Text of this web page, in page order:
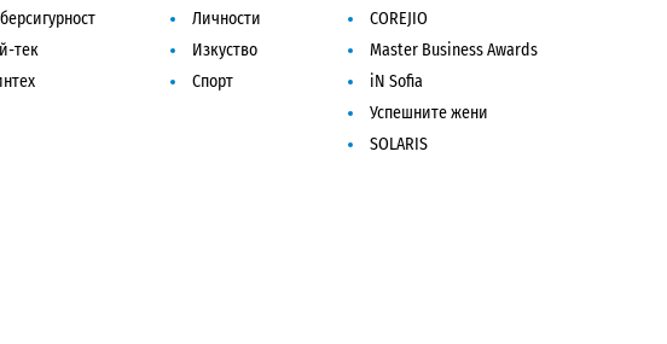
тек
Личности
Изкуство
Спорт
COREJIO
Master Business Awards
iN Sofia
Успешните жени
SOLARIS